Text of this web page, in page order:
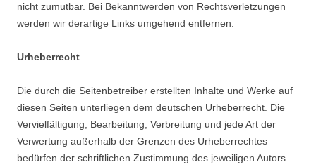
nicht zumutbar. Bei Bekanntwerden von Rechtsverletzungen
werden wir derartige Links umgehend entfernen.
Urheberrecht
Die durch die Seitenbetreiber erstellten Inhalte und Werke auf
diesen Seiten unterliegen dem deutschen Urheberrecht. Die
Vervielfältigung, Bearbeitung, Verbreitung und jede Art der
Verwertung außerhalb der Grenzen des Urheberrechtes
bedürfen der schriftlichen Zustimmung des jeweiligen Autors